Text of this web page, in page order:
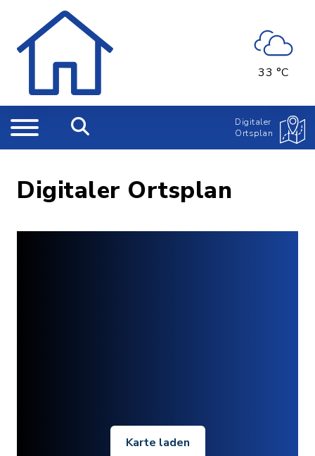
33 °C
Digitaler
Ortsplan
Digitaler Ortsplan
Karte laden